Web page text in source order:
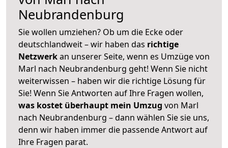
Neubrandenburg
Sie wollen umziehen? Ob um die Ecke oder
deutschlandweit – wir haben das richtige
Netzwerkan unserer Seite, wenn es Umzüge von
Marl nach Neubrandenburg geht! Wenn Sie nicht
weiterwissen – haben wir die richtige Lösung für
Sie! Wenn Sie Antworten auf Ihre Fragen wollen,
was kostet überhaupt mein Umzug von Marl
nach Neubrandenburg – dann wählen Sie sie uns,
denn wir haben immer die passende Antwort auf
Ihre Fragen parat.